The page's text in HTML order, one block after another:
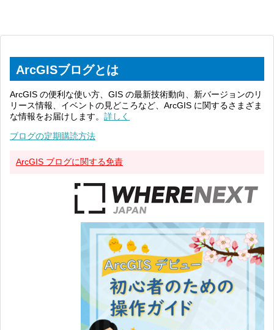
ArcGISブログとは
ArcGIS の便利な使い方、GIS の最新技術動向、新バージョンのリ
リース情報、イベントの見どころなど、ArcGIS に関するさまざま
な情報をお届けします。 詳しく
ブログの定期購読方法
ArcGIS ブログに関する免責